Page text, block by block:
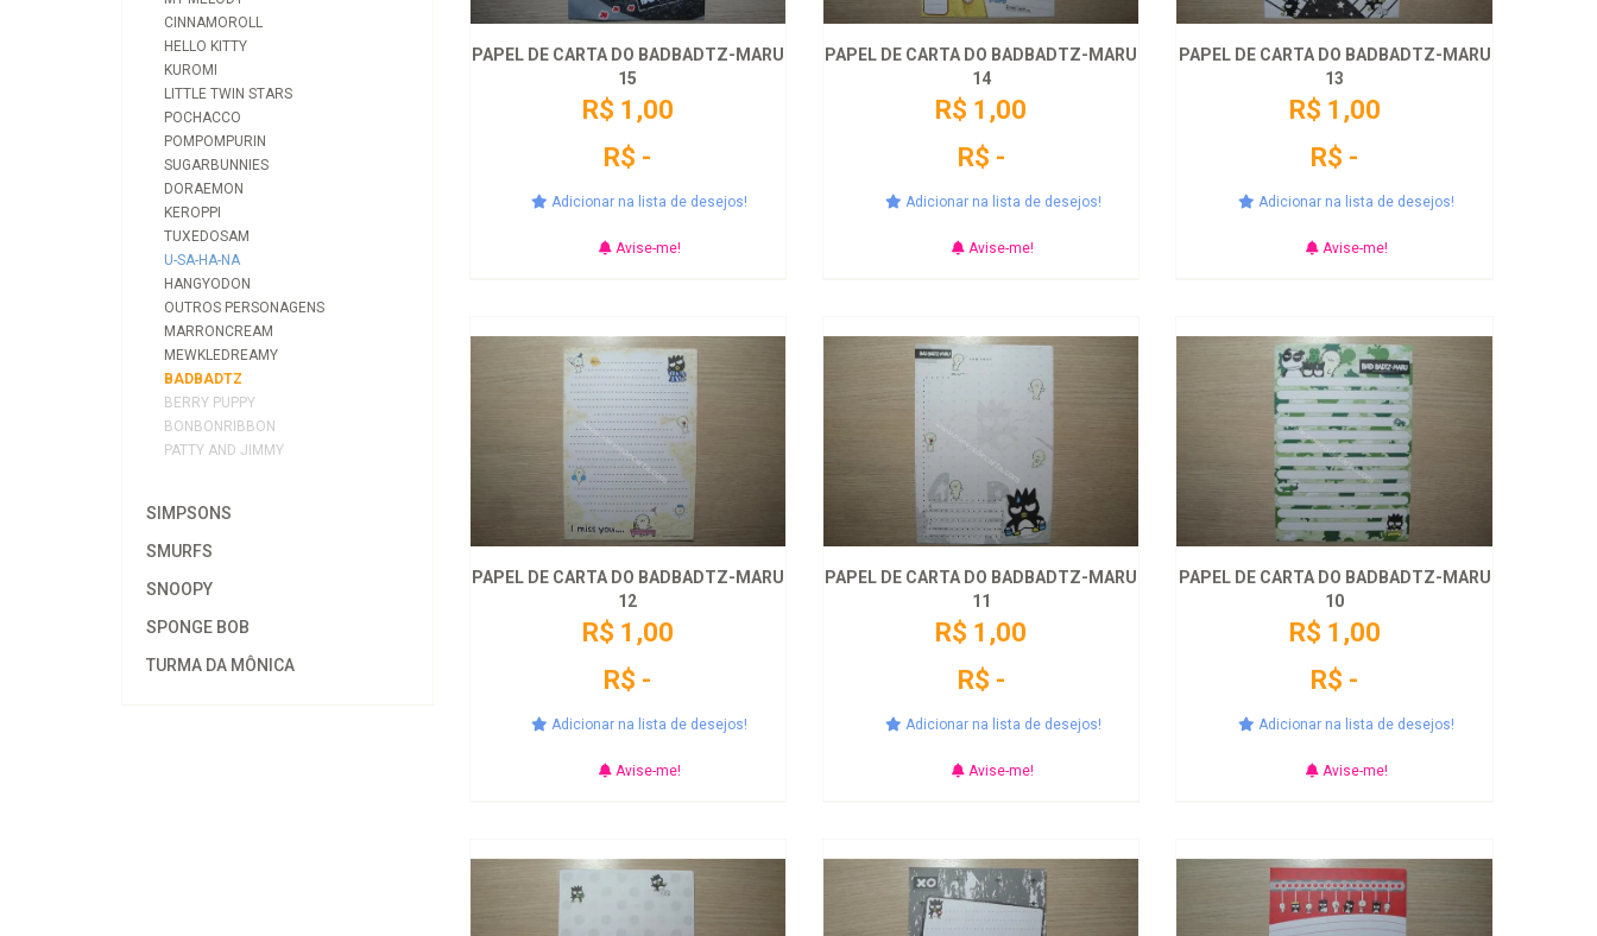
CINNAMOROLL
HELLO KITTY
KUROMI
LITTLE TWIN STARS
POCHACCO
POMPOMPURIN
SUGARBUNNIES
DORAEMON
KEROPPI
TUXEDOSAM
U-SA-HA-NA
HANGYODON
OUTROS PERSONAGENS
MARRONCREAM
MEWKLEDREAMY
BADBADTZ
BERRY PUPPY
BONBONRIBBON
PATTY AND JIMMY
SIMPSONS
SMURFS
SNOOPY
SPONGE BOB
TURMA DA MÔNICA
PAPEL DE CARTA DO BADBADTZ-MARU
15
R$ 1,00
R$ -
Adicionar na lista de desejos!
Avise-me!
PAPEL DE CARTA DO BADBADTZ-MARU
14
R$ 1,00
R$ -
Adicionar na lista de desejos!
Avise-me!
PAPEL DE CARTA DO BADBADTZ-MARU
13
R$ 1,00
R$ -
Adicionar na lista de desejos!
Avise-me!
PAPEL DE CARTA DO BADBADTZ-MARU
12
R$ 1,00
R$ -
Adicionar na lista de desejos!
Avise-me!
PAPEL DE CARTA DO BADBADTZ-MARU
11
R$ 1,00
R$ -
Adicionar na lista de desejos!
Avise-me!
PAPEL DE CARTA DO BADBADTZ-MARU
10
R$ 1,00
R$ -
Adicionar na lista de desejos!
Avise-me!